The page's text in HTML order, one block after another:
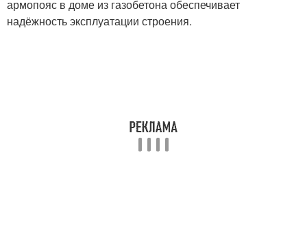
армопояс в доме из газобетона обеспечивает
надёжность эксплуатации строения.